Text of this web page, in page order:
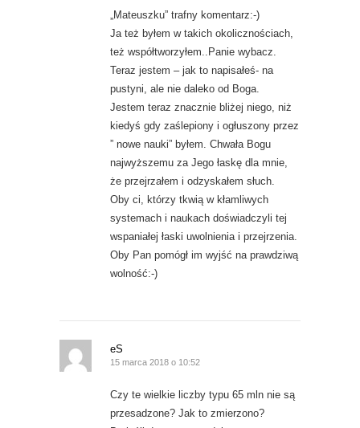
„Mateuszku” trafny komentarz:-)
Ja też byłem w takich okolicznościach,
też współtworzyłem..Panie wybacz.
Teraz jestem – jak to napisałeś- na
pustyni, ale nie daleko od Boga.
Jestem teraz znacznie bliżej niego, niż
kiedyś gdy zaślepiony i ogłuszony przez
” nowe nauki” byłem. Chwała Bogu
najwyższemu za Jego łaskę dla mnie,
że przejrzałem i odzyskałem słuch.
Oby ci, którzy tkwią w kłamliwych
systemach i naukach doświadczyli tej
wspaniałej łaski uwolnienia i przejrzenia.
Oby Pan pomógł im wyjść na prawdziwą
wolność:-)
eS
15 marca 2018 o 10:52
Czy te wielkie liczby typu 65 mln nie są
przesadzone? Jak to zmierzono?